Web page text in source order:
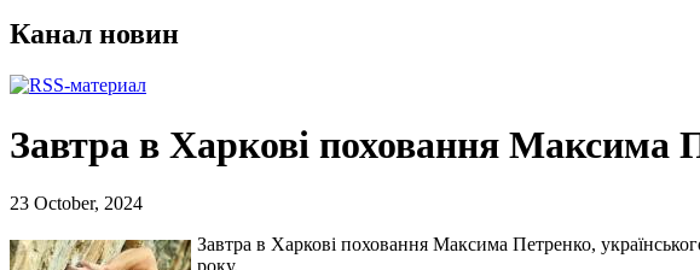
Канал новин
Завтра в Харкові поховання Максима
23 October, 2024
Завтра в Харкові поховання Максима Петренко,